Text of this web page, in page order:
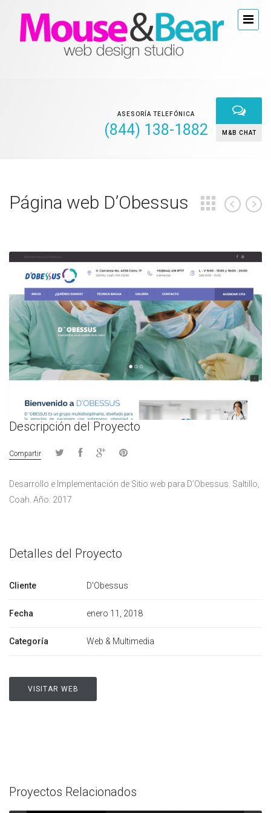
ASESORÍA TELEFÓNICA
(844) 138-1882 M&B CHAT
Página web D’Obessus
Descripción del Proyecto
Compartir
Desarrollo e Implementación de Sitio web para D’Obessus. Saltillo,
Coah. Año: 2017
Detalles del Proyecto
Cliente D'Obessus
Fecha enero 11, 2018
Categoría Web & Multimedia
VISITAR WEB
Proyectos Relacionados